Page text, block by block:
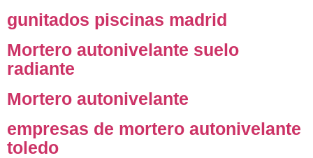
gunitados piscinas madrid
Mortero autonivelante suelo
radiante
Mortero autonivelante
empresas de mortero autonivelante
toledo